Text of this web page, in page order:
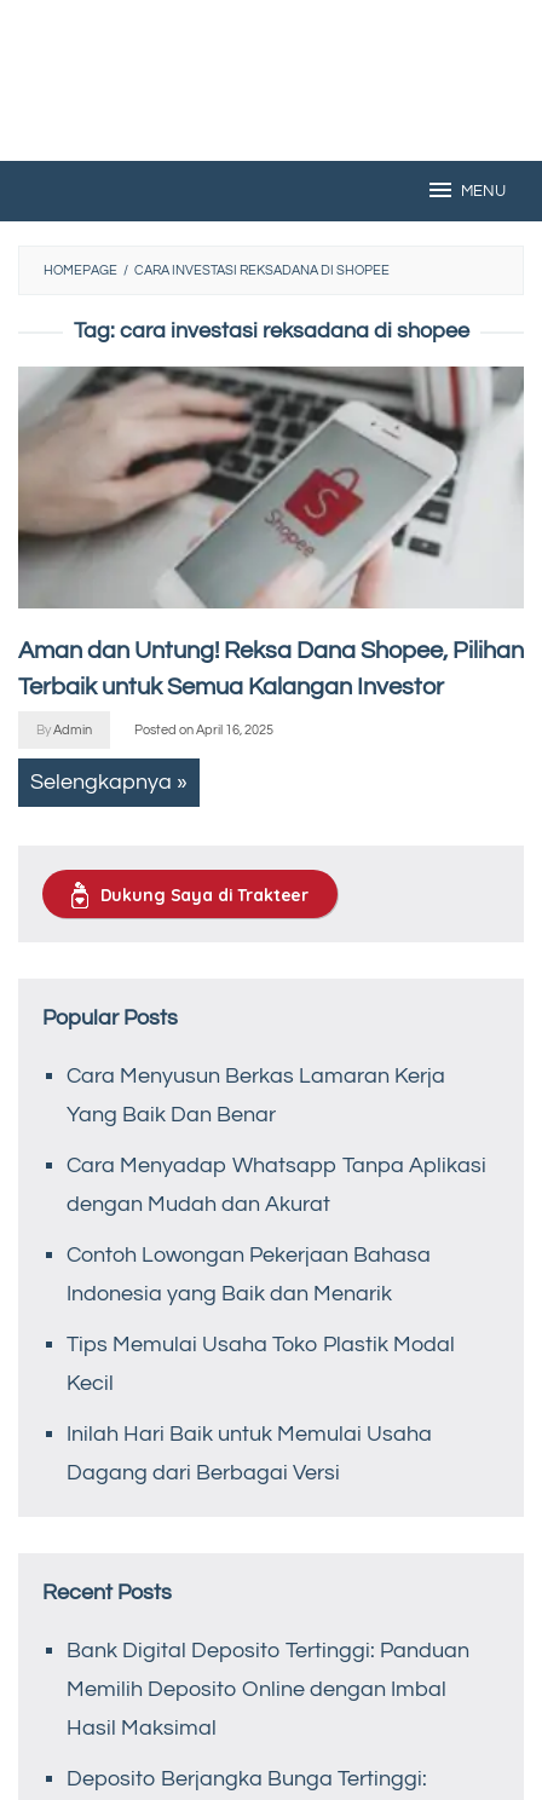
MENU
HOMEPAGE / CARA INVESTASI REKSADANA DI SHOPEE
Tag: cara investasi reksadana di shopee
Aman dan Untung! Reksa Dana Shopee, Pilihan
Terbaik untuk Semua Kalangan Investor
ByAdmin Posted onApril 16, 2025
Selengkapnya »
Dukung Saya di Trakteer
Popular Posts
Cara Menyusun Berkas Lamaran Kerja
Yang Baik Dan Benar
Cara Menyadap Whatsapp Tanpa Aplikasi
dengan Mudah dan Akurat
Contoh Lowongan Pekerjaan Bahasa
Indonesia yang Baik dan Menarik
Tips Memulai Usaha Toko Plastik Modal
Kecil
Inilah Hari Baik untuk Memulai Usaha
Dagang dari Berbagai Versi
Recent Posts
Bank Digital Deposito Tertinggi: Panduan
Memilih Deposito Online dengan Imbal
Hasil Maksimal
Deposito Berjangka Bunga Tertinggi: